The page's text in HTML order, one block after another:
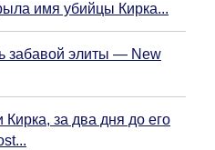
имя убийцы Кирка...
забавой элиты — New
за два дня до его